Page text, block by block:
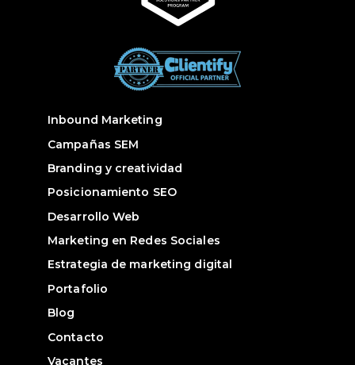
Inbound Marketing
Campañas SEM
Branding y creatividad
Posicionamiento SEO
Desarrollo Web
Marketing en Redes Sociales
Estrategia de marketing digital
Portafolio
Blog
Contacto
Vacantes